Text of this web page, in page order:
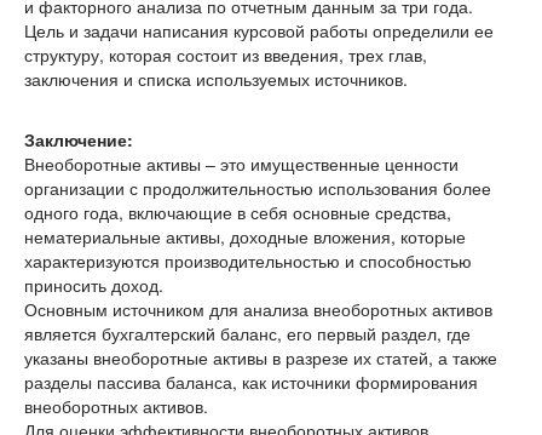
и факторного анализа по отчетным данным за три года.
Цель и задачи написания курсовой работы определили ее
структуру, которая состоит из введения, трех глав,
заключения и списка используемых источников.
Заключение:
Внеоборотные активы – это имущественные ценности
организации с продолжительностью использования более
одного года, включающие в себя основные средства,
нематериальные активы, доходные вложения, которые
характеризуются производительностью и способностью
приносить доход.
Основным источником для анализа внеоборотных активов
является бухгалтерский баланс, его первый раздел, где
указаны внеоборотные активы в разрезе их статей, а также
разделы пассива баланса, как источники формирования
внеоборотных активов.
Для оценки эффективности внеоборотных активов